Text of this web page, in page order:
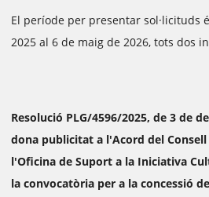
El període per presentar sol·licituds
2025 al 6 de maig de 2026, tots dos
Resolució PLG/4596/2025, de 3 de
dona publicitat a l'Acord del
l'Oficina de Suport a la Iniciativa
la convocatòria per a la concessió